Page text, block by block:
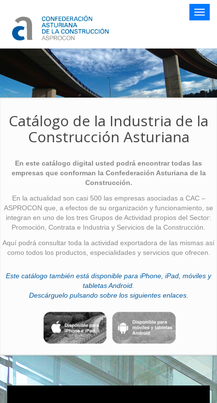
Botón
Catálogo de la Industria de la
Construcción Asturiana
En este catálogo digital usted podrá encontrar todas las
empresas que conforman la Confederación Asturiana de la
Construcción.
En la actualidad son casi 500 las empresas asociadas a CAC –
ASPROCON que, a efectos de su organización y funcionamiento, se
integran en uno de los tres Grupos de Actividad propios del Sector:
Promoción, Contrata e Industria y Servicios de la Construcción.
Aquí podrá consultar toda la actividad exportadora de las mismas así
como todos los productos, especialidades y servicios que ofrecen.
Este catálogo también está disponible para iPhone, iPad, móviles y
tabletas Android.
Descárguelo pulsando sobre los siguientes enlaces.